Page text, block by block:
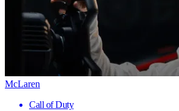
McLaren
Call of Duty